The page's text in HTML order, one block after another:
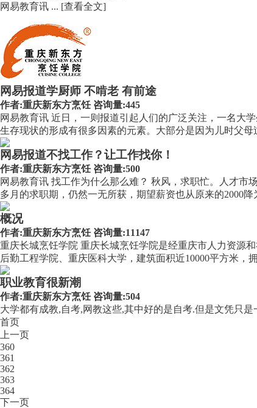
网易教育讯 ... [查看全文]
网易报道学厨师 不啃老 有前途
作者:重庆新东方烹饪 咨询量:445
网易教育讯 近日，一则报道引起人们的广泛关注，一名大
生存现状的形成有很多因素的元素。大部分是因为儿时父母
网易报道不找工作？让工作找你！
作者:重庆新东方烹饪 咨询量:500
网易教育讯 找工作为什么那么难？ 秋风，求职忙。人才
多月的求职期，仍然一无所获，期望薪资也从原来的2000降
概况
作者:重庆新东方烹饪 咨询量:11147
重庆长城烹饪学院 重庆长城烹饪学院是经重庆市人力资源
后勤工程学院、重庆医科大学，建筑面积近10000平方米，
职业教育很新潮
作者:重庆新东方烹饪 咨询量:504
大学都有成教,自考,网教这些,其中好的是自考.但是文凭只
首页
上一页
360
361
362
363
364
下一页